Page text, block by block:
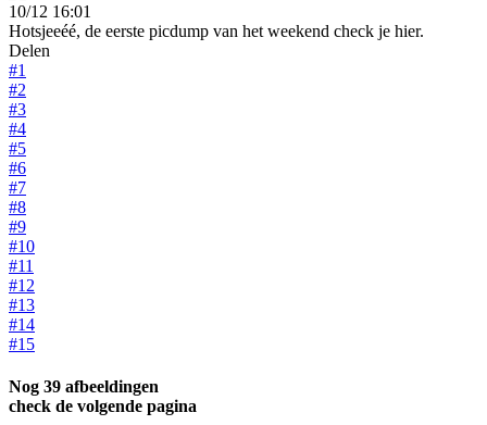
10/12 16:01
Hotsjeeéé, de eerste picdump van het weekend check je hier.
Delen
#1
#2
#3
#4
#5
#6
#7
#8
#9
#10
#11
#12
#13
#14
#15
Nog 39 afbeeldingen
check de volgende pagina